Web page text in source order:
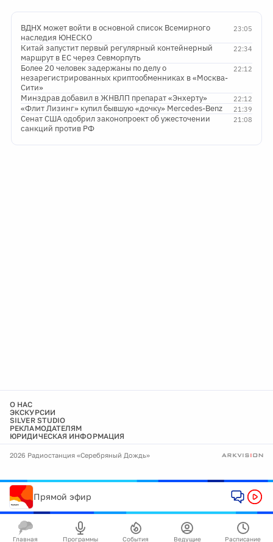
23:05
ВДНХ может войти в основной список Всемирного
наследия ЮНЕСКО
22:34
Китай запустит первый регулярный контейнерный
маршрут в ЕС через Севморпуть
22:12
Более 20 человек задержаны по делу о
незарегистрированных криптообменниках в «Москва-
Сити»
22:12
Минздрав добавил в ЖНВЛП препарат «Энхерту»
21:39
«Флит Лизинг» купил бывшую «дочку» Mercedes-Benz
21:08
Сенат США одобрил законопроект об ужесточении
санкций против РФ
О НАС
ЭКСКУРСИИ
SILVER STUDIO
РЕКЛАМОДАТЕЛЯМ
ЮРИДИЧЕСКАЯ ИНФОРМАЦИЯ
2026 Радиостанция «Серебряный Дождь»
Прямой эфир
Главная Программы События Ведущие Расписание